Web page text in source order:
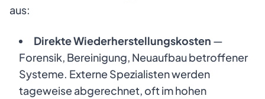
aus:
Direkte Wiederherstellungskosten —
Forensik, Bereinigung, Neuaufbau betroffener
Systeme. Externe Spezialisten werden
tageweise abgerechnet, oft im hohen